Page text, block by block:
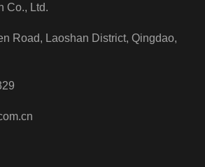
Co., Ltd.
Road, Laoshan District, Qingdao,